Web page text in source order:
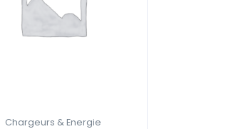
Chargeurs & Energie